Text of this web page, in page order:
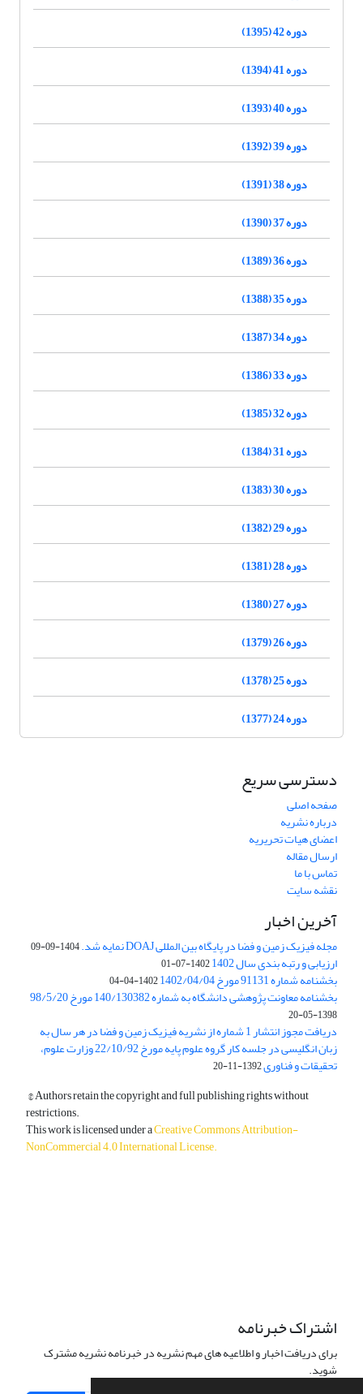
دوره 42 (1395)
دوره 41 (1394)
دوره 40 (1393)
دوره 39 (1392)
دوره 38 (1391)
دوره 37 (1390)
دوره 36 (1389)
دوره 35 (1388)
دوره 34 (1387)
دوره 33 (1386)
دوره 32 (1385)
دوره 31 (1384)
دوره 30 (1383)
دوره 29 (1382)
دوره 28 (1381)
دوره 27 (1380)
دوره 26 (1379)
دوره 25 (1378)
دوره 24 (1377)
دسترسی سریع
صفحه اصلی
درباره نشریه
اعضای هیات تحریریه
ارسال مقاله
تماس با ما
نقشه سایت
آخرین اخبار
مجله فیزیک زمین و فضا در پایگاه بین المللی DOAJ نمایه شد. 1404-09-09
ارزیابی و رتبه بندی سال 1402 1402-07-01
بخشنامه شماره 91131 مورخ 1402/04/04 1402-04-04
بخشنامه معاونت پژوهشی دانشگاه به شماره 140/130382 مورخ 98/5/20
1398-05-20
دریافت مجوز انتشار 1 شماره از نشریه فیزیک زمین و فضا در هر سال به
زبان انگلیسی در جلسه کار گروه علوم پایه مورخ 22/10/92 وزارت علوم،
تحقیقات و فناوری1392-11-20
© Authors retain the copyright and full publishing rights without
restrictions.
This work is licensed under aCreative Commons Attribution-
NonCommercial 4.0 International License.
اشتراک خبرنامه
برای دریافت اخبار و اطلاعیه های مهم نشریه در خبرنامه نشریه مشترک
شوید.